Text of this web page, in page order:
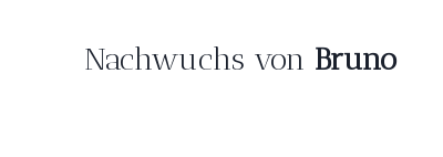
Nachwuchs von Bruno